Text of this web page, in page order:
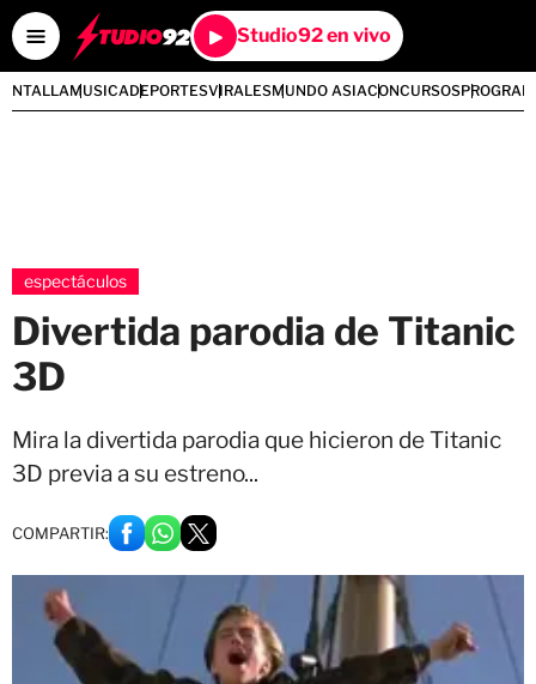
Studio92 en vivo
MUSICADEPORTESVIRALESMUNDO ASIACONCURSOS
espectáculos
Divertida parodia de Titanic
3D
Mira la divertida parodia que hicieron de Titanic
3D previa a su estreno...
COMPARTIR: